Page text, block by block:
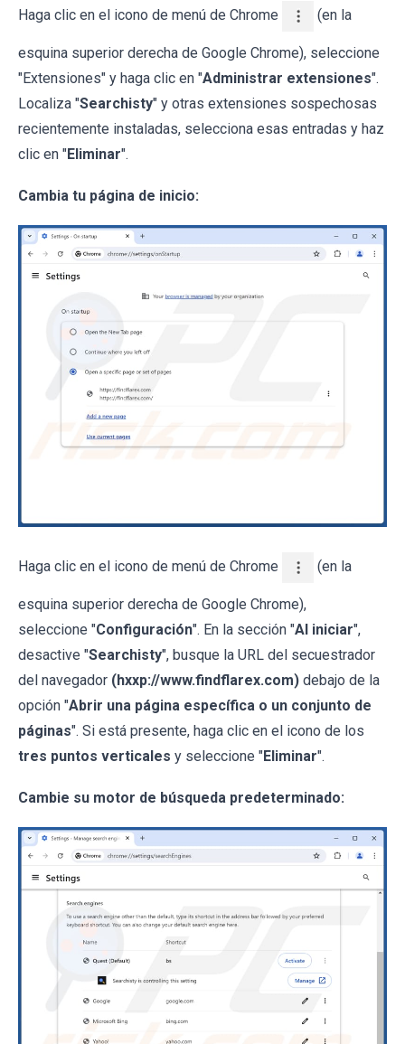
Haga clic en el icono de menú de Chrome (en la
esquina superior derecha de Google Chrome), seleccione
"Extensiones" y haga clic en "Administrar extensiones".
Localiza "Searchisty" y otras extensiones sospechosas
recientemente instaladas, selecciona esas entradas y haz
clic en "Eliminar".
Cambia tu página de inicio:
Haga clic en el icono de menú de Chrome (en la
esquina superior derecha de Google Chrome),
seleccione "Configuración". En la sección "Al iniciar",
desactive "Searchisty", busque la URL del secuestrador
del navegador (hxxp://www.findflarex.com) debajo de la
opción "Abrir una página específica o un conjunto de
páginas". Si está presente, haga clic en el icono de los
tres puntos verticales y seleccione "Eliminar".
Cambie su motor de búsqueda predeterminado: